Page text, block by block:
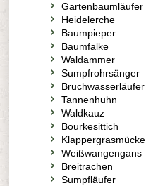
Gartenbaumläufer
Heidelerche
Baumpieper
Baumfalke
Waldammer
Sumpfrohrsänger
Bruchwasserläufer
Tannenhuhn
Waldkauz
Bourkesittich
Klappergrasmücke
Weißwangengans
Breitrachen
Sumpfläufer